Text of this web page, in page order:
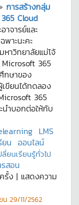
การสร้างกลุ่ม
Cloud
าจารย์และ
พาะนะคะ
หาวิทยาลัยแม่โจ้
365
กษาของ
เขียนได้ทดลอง
365
นำบอกต่อให้กับ
LMS
ยน ออนไลน์
ยนเรียนรู้ทั่วไป
สอน
ครั้ง | แสดงความ
น 29/11/2562